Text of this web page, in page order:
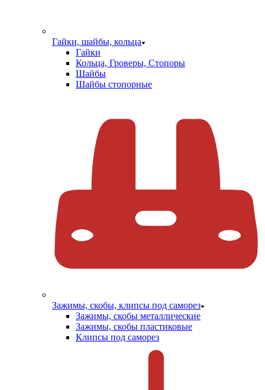
Гайки, шайбы, кольца
Гайки
Кольца, Гроверы, Стопоры
Шайбы
Шайбы стопорные
Зажимы, скобы, клипсы под саморез
Зажимы, скобы металлические
Зажимы, скобы пластиковые
Клипсы под саморез